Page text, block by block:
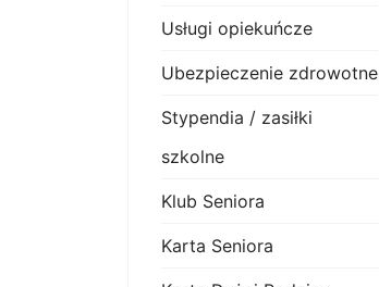
Usługi opiekuńcze
Ubezpieczenie zdrowotne
Stypendia / zasiłki
szkolne
Klub Seniora
Karta Seniora